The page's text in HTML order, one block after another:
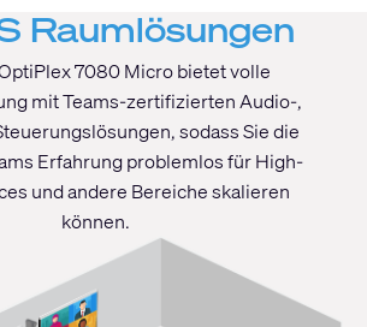
Raumlösungen
7080 Micro bietet volle
mit Teams-zertifizierten Audio-,
sodass Sie die
Erfahrung problemlos für High-
und andere Bereiche skalieren
können.